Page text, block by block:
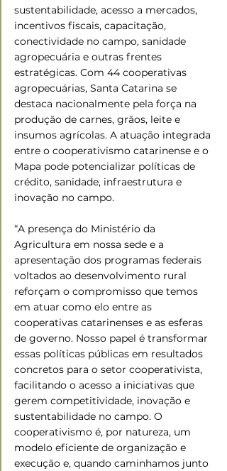
sustentabilidade, acesso a mercados,
incentivos fiscais, capacitação,
conectividade no campo, sanidade
agropecuária e outras frentes
estratégicas. Com 44 cooperativas
agropecuárias, Santa Catarina se
destaca nacionalmente pela força na
produção de carnes, grãos, leite e
insumos agrícolas. A atuação integrada
entre o cooperativismo catarinense e o
Mapa pode potencializar políticas de
crédito, sanidade, infraestrutura e
inovação no campo.
“A presença do Ministério da
Agricultura em nossa sede e a
apresentação dos programas federais
voltados ao desenvolvimento rural
reforçam o compromisso que temos
em atuar como elo entre as
cooperativas catarinenses e as esferas
de governo. Nosso papel é transformar
essas políticas públicas em resultados
concretos para o setor cooperativista,
facilitando o acesso a iniciativas que
gerem competitividade, inovação e
sustentabilidade no campo. O
cooperativismo é, por natureza, um
modelo eficiente de organização e
execução e, quando caminhamos junto